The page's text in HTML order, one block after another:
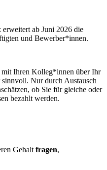
erweitert ab Juni 2026 die
und Bewerber*innen.
Ihren Kolleg*innen über Ihr
sinnvoll. Nur durch Austausch
ob Sie für gleiche oder
bezahlt werden.
Gehalt fragen,